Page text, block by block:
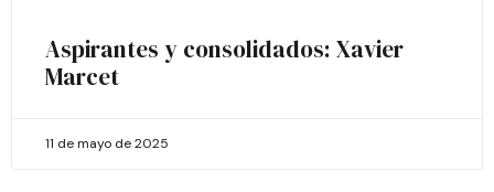
Aspirantes y consolidados: Xavier
Marcet
11 de mayo de 2025